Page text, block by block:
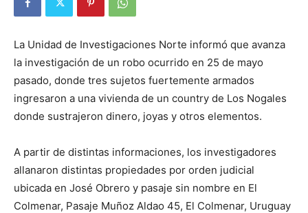
La Unidad de Investigaciones Norte informó que avanza
la investigación de un robo ocurrido en 25 de mayo
pasado, donde tres sujetos fuertemente armados
ingresaron a una vivienda de un country de Los Nogales
donde sustrajeron dinero, joyas y otros elementos.
A partir de distintas informaciones, los investigadores
allanaron distintas propiedades por orden judicial
ubicada en José Obrero y pasaje sin nombre en El
Colmenar, Pasaje Muñoz Aldao 45, El Colmenar, Uruguay